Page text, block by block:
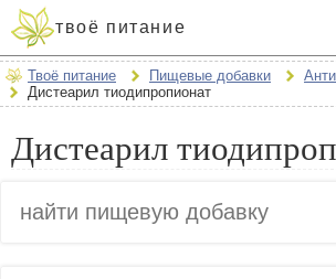
твоё питание
Твоё питание Пищевые добавки
Дистеарил тиодипропионат
Дистеарил